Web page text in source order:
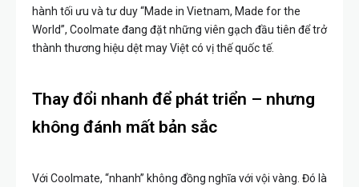
hành tối ưu và tư duy “Made in Vietnam, Made for the
World”, Coolmate đang đặt những viên gạch đầu tiên để trở
thành thương hiệu dệt may Việt có vị thế quốc tế.
Thay đổi nhanh để phát triển – nhưng
không đánh mất bản sắc
Với Coolmate, “nhanh” không đồng nghĩa với vội vàng. Đó là